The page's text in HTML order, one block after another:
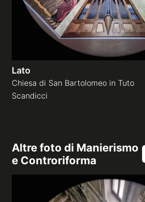
Lato
Chiesa di San Bartolomeo in Tuto
Scandicci
Altre foto di Manierismo
e Controriforma